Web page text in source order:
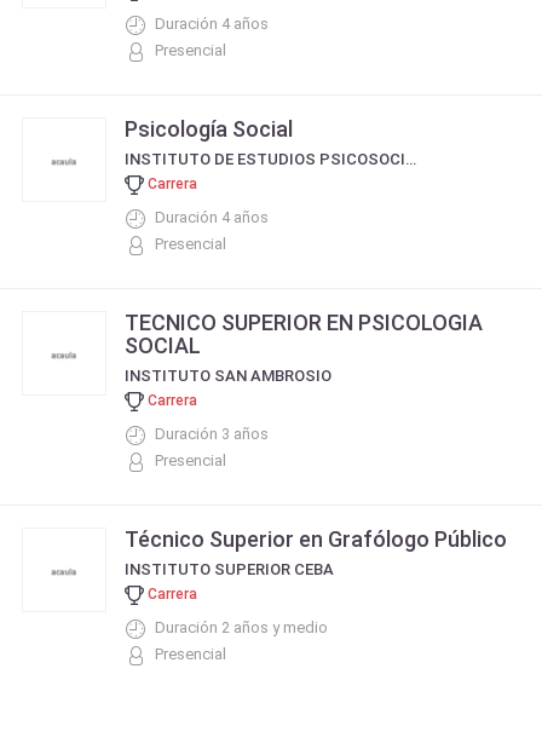
Duración 4 años
Presencial
Psicología Social
INSTITUTO DE ESTUDIOS PSICOSOCIALES DE ENTRE RIOS - IDEPER
Carrera
Duración 4 años
Presencial
TECNICO SUPERIOR EN PSICOLOGIA
SOCIAL
INSTITUTO SAN AMBROSIO
Carrera
Duración 3 años
Presencial
Técnico Superior en Grafólogo Público
INSTITUTO SUPERIOR CEBA
Carrera
Duración 2 años y medio
Presencial